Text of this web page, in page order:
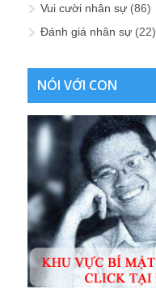
Vui cười nhân sự (86)
Đánh giá nhân sự (22)
NÓI VỚI CON